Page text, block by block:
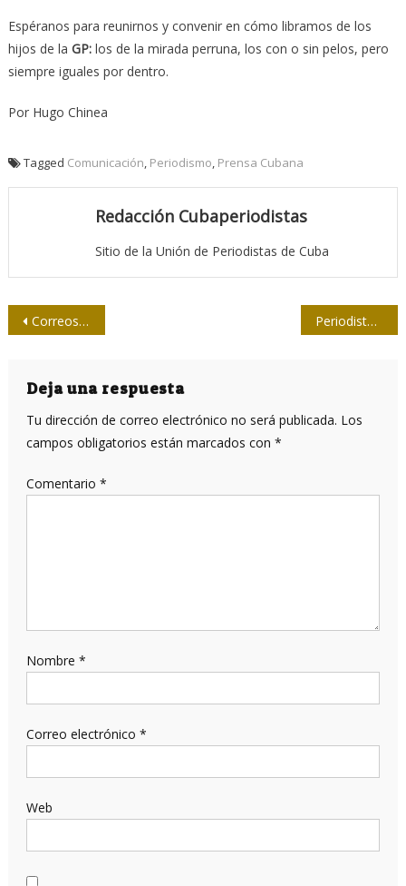
Espéranos para reunirnos y convenir en cómo libramos de los
hijos de la GP:los de la mirada perruna, los con o sin pelos, pero
siempre iguales por dentro.
Por Hugo Chinea
Tagged Comunicación, Periodismo, Prensa Cubana
Redacción Cubaperiodistas
Sitio de la Unión de Periodistas de Cuba
Navegación
entradas
Correos de Cuba por mejora de servicios Periodistas alfabetizadores de Villa Clara
Deja una respuesta
Tu dirección de correo electrónico no será publicada. Los
campos obligatorios están marcados con *
Comentario *
Nombre *
Correo electrónico *
Web